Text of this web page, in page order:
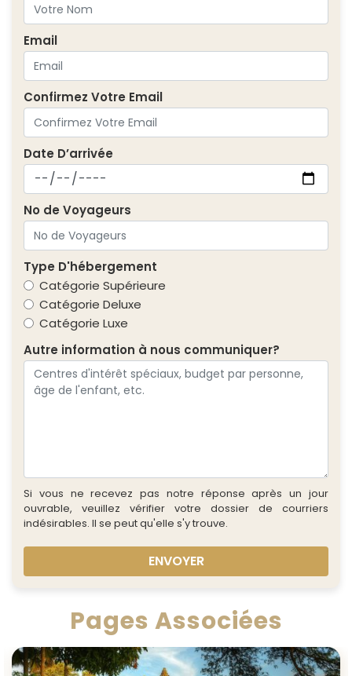
Email
Confirmez Votre Email
Date D’arrivée
No de Voyageurs
Type D'hébergement
Catégorie Supérieure
Catégorie Deluxe
Catégorie Luxe
Autre information à nous communiquer?
Si vous ne recevez pas notre réponse après un jour
ouvrable, veuillez vérifier votre dossier de courriers
indésirables. Il se peut qu'elle s'y trouve.
ENVOYER
Pages Associées